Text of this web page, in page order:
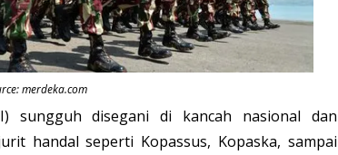
merdeka.com
sungguh disegani di kancah nasional dan
handal seperti Kopassus, Kopaska, sampai